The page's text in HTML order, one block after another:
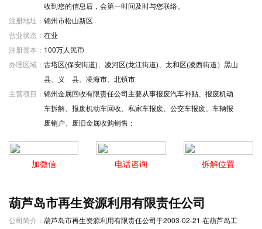
收到您的信息后，会第一时间及时与您联络。
注册地址： 锦州市松山新区
营业状态： 在业
注册资本： 100万人民币
办理区域： 古塔区(保安街道)、凌河区(龙江街道)、太和区(凌西街道）黑山
县、义 县、凌海市、北镇市
主营项目： 锦州金属回收有限责任公司主要从事报废汽车补贴、报废机动
车拆解、报废机动车回收、私家车报废、公交车报废、车辆报
废销户、废旧金属收购销售；
拆解位置
电话咨询
加微信
葫芦岛市再生资源利用有限责任公司
公司简介： 葫芦岛市再生资源利用有限责任公司于2003-02-21 在葫芦岛工